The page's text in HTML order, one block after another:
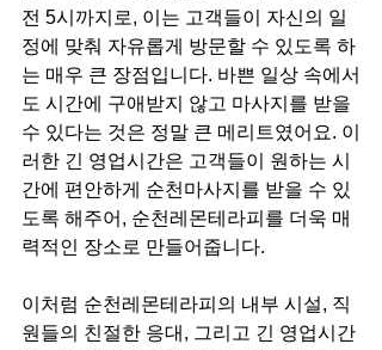
전 5시까지로, 이는 고객들이 자신의 일
정에 맞춰 자유롭게 방문할 수 있도록 하
는 매우 큰 장점입니다. 바쁜 일상 속에서
도 시간에 구애받지 않고 마사지를 받을
수 있다는 것은 정말 큰 메리트였어요. 이
러한 긴 영업시간은 고객들이 원하는 시
간에 편안하게 순천마사지를 받을 수 있
도록 해주어, 순천레몬테라피를 더욱 매
력적인 장소로 만들어줍니다.
이처럼 순천레몬테라피의 내부 시설, 직
원들의 친절한 응대, 그리고 긴 영업시간